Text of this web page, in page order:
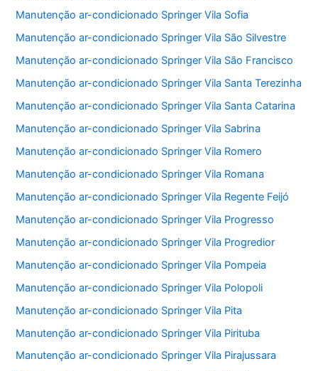
Manutenção ar-condicionado Springer Vila Sofia
Manutenção ar-condicionado Springer Vila São Silvestre
Manutenção ar-condicionado Springer Vila São Francisco
Manutenção ar-condicionado Springer Vila Santa Terezinha
Manutenção ar-condicionado Springer Vila Santa Catarina
Manutenção ar-condicionado Springer Vila Sabrina
Manutenção ar-condicionado Springer Vila Romero
Manutenção ar-condicionado Springer Vila Romana
Manutenção ar-condicionado Springer Vila Regente Feijó
Manutenção ar-condicionado Springer Vila Progresso
Manutenção ar-condicionado Springer Vila Progredior
Manutenção ar-condicionado Springer Vila Pompeia
Manutenção ar-condicionado Springer Vila Polopoli
Manutenção ar-condicionado Springer Vila Pita
Manutenção ar-condicionado Springer Vila Pirituba
Manutenção ar-condicionado Springer Vila Pirajussara